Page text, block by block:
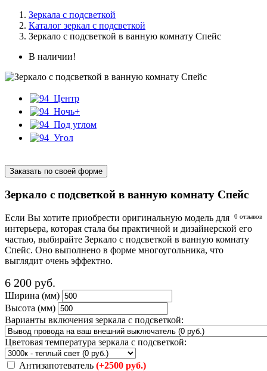
Зеркала с подсветкой
Каталог зеркал с подсветкой
Зеркало с подсветкой в ванную комнату Спейс
В наличии!
Заказать по своей форме
Зеркало с подсветкой в ванную комнату Спейс
0 отзывов
Если Вы хотите приобрести оригинальную модель для
интерьера, которая стала бы практичной и дизайнерской его
частью, выбирайте Зеркало с подсветкой в ванную комнату
Спейс. Оно выполнено в форме многоугольника, что
выглядит очень эффектно.
6 200 руб.
Ширина (мм)
Высота (мм)
Варианты включения зеркала с подсветкой:
Цветовая температура зеркала с подсветкой:
Антизапотеватель (+2500 руб.)